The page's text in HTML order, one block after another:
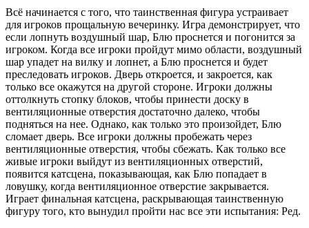
Всё начинается с того, что таинственная фигура устраивает
для игроков прощальную вечеринку. Игра демонстрирует, что
если лопнуть воздушный шар, Блю проснется и погонится за
игроком. Когда все игроки пройдут мимо области, воздушный
шар упадет на вилку и лопнет, а Блю проснется и будет
преследовать игроков. Дверь откроется, и закроется, как
только все окажутся на другой стороне. Игроки должны
оттолкнуть стопку блоков, чтобы принести доску в
вентиляционные отверстия достаточно далеко, чтобы
подняться на нее. Однако, как только это произойдет, Блю
сломает дверь. Все игроки должны пробежать через
вентиляционные отверстия, чтобы сбежать. Как только все
живые игроки выйдут из вентиляционных отверстий,
появится катсцена, показывающая, как Блю попадает в
ловушку, когда вентиляционное отверстие закрывается.
Играет финальная катсцена, раскрывающая таинственную
фигуру того, кто вынудил пройти нас все эти испытания: Ред.